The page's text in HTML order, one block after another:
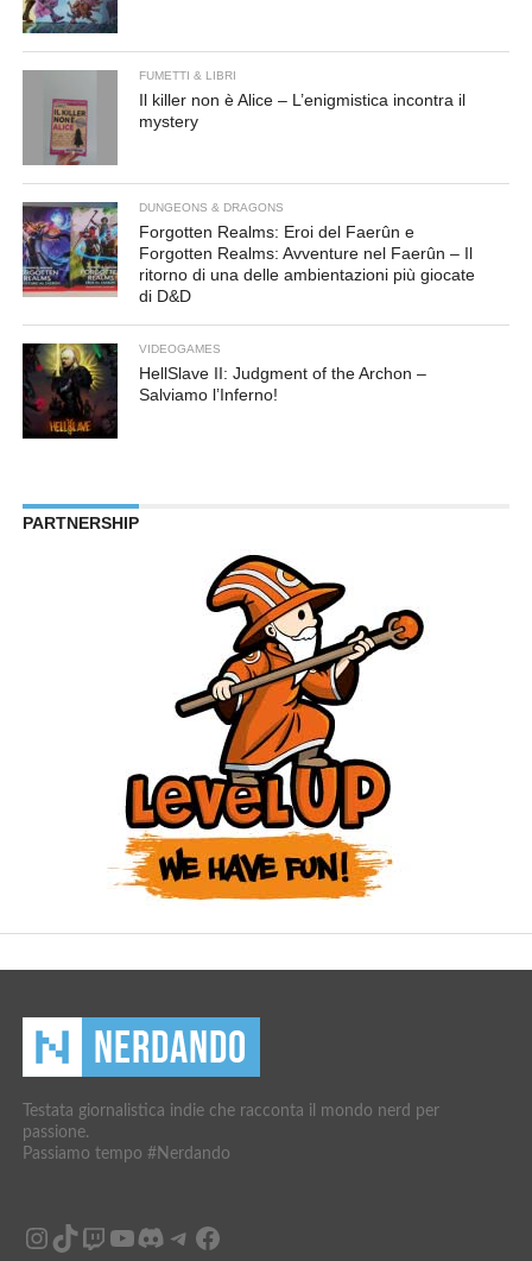
FUMETTI & LIBRI
Il killer non è Alice – L’enigmistica incontra il
mystery
DUNGEONS & DRAGONS
Forgotten Realms: Eroi del Faerûn e
Forgotten Realms: Avventure nel Faerûn – Il
ritorno di una delle ambientazioni più giocate
di D&D
VIDEOGAMES
HellSlave II: Judgment of the Archon –
Salviamo l’Inferno!
PARTNERSHIP
Testata giornalistica indie che racconta il mondo nerd per
passione.
Passiamo tempo #Nerdando
Instagram
TikTok
Twitch
YouTube
Discord
Telegram
Facebook